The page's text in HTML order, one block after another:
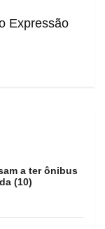
Expressão
a ter ônibus
(10)